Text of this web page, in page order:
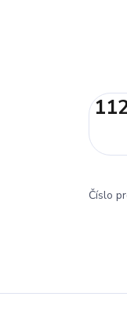
Číslo